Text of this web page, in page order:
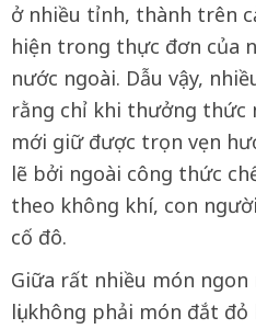
ở nhiều tỉnh, thành trên
hiện trong thực đơn của
nước ngoài. Dẫu vậy,
rằng chỉ khi thưởng thức
mới giữ được trọn vẹn
lẽ bởi ngoài công thức
theo không khí, con
cố đô.
Giữa rất nhiều món
lụi không phải món đắt